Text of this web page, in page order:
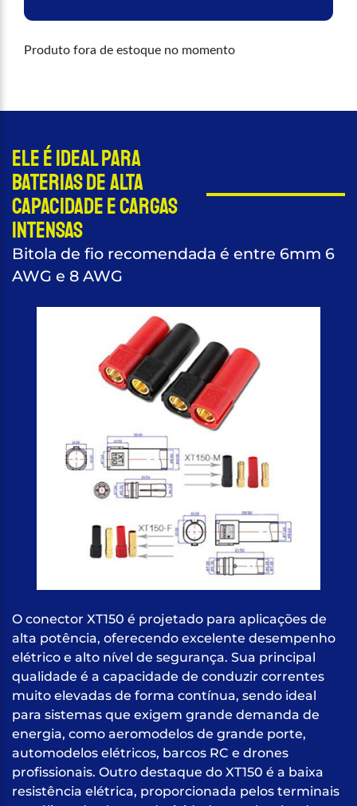
Produto fora de estoque no momento
Ele é ideal para
baterias de alta
capacidade e cargas
intensas
Bitola de fio recomendada é entre 6mm 6
AWG e 8 AWG
O conector XT150 é projetado para aplicações de
alta potência, oferecendo excelente desempenho
elétrico e alto nível de segurança. Sua principal
qualidade é a capacidade de conduzir correntes
muito elevadas de forma contínua, sendo ideal
para sistemas que exigem grande demanda de
energia, como aeromodelos de grande porte,
automodelos elétricos, barcos RC e drones
profissionais. Outro destaque do XT150 é a baixa
resistência elétrica, proporcionada pelos terminais